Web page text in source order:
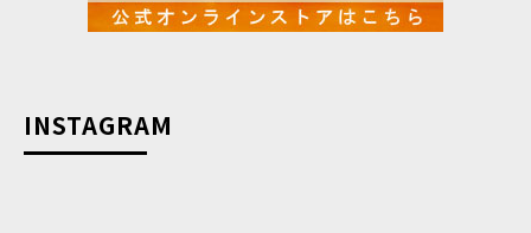
INSTAGRAM